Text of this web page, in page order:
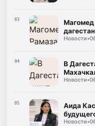
03
Магомед
Новости•
04
В
Новости•
05
Аида
Новости•